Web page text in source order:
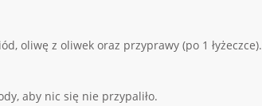
oliwę z oliwek oraz przyprawy (po 1 łyżeczce).
aby nic się nie przypaliło.